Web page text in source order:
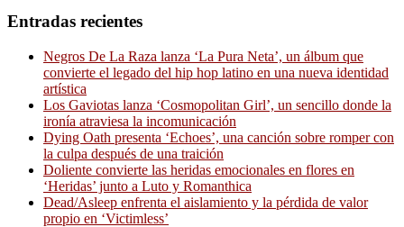
Entradas recientes
Negros De La Raza lanza ‘La Pura Neta’, un álbum que
convierte el legado del hip hop latino en una nueva identidad
artística
Los Gaviotas lanza ‘Cosmopolitan Girl’, un sencillo donde la
ironía atraviesa la incomunicación
Dying Oath presenta ‘Echoes’, una canción sobre romper con
la culpa después de una traición
Doliente convierte las heridas emocionales en flores en
‘Heridas’ junto a Luto y Romanthica
Dead/Asleep enfrenta el aislamiento y la pérdida de valor
propio en ‘Victimless’